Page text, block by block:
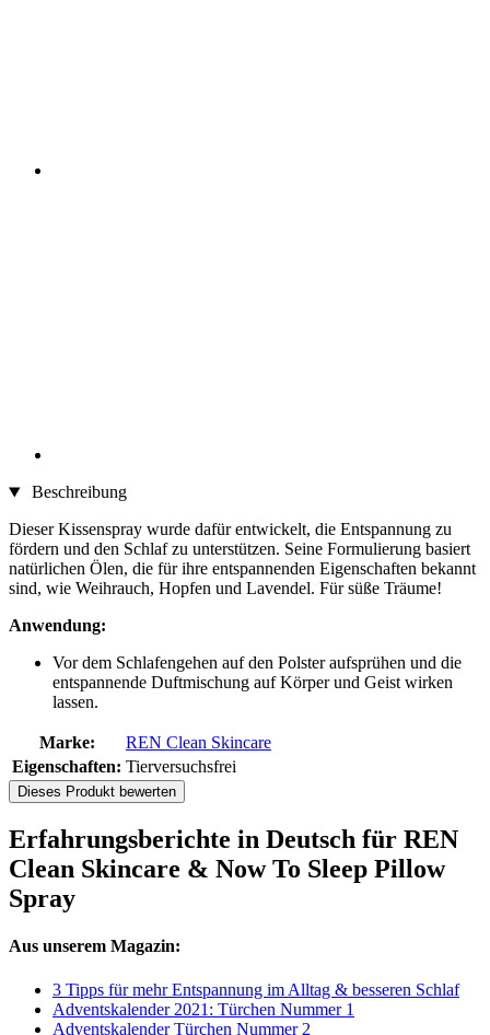
Beschreibung
Dieser Kissenspray wurde dafür entwickelt, die Entspannung zu
fördern und den Schlaf zu unterstützen. Seine Formulierung basiert
natürlichen Ölen, die für ihre entspannenden Eigenschaften bekannt
sind, wie Weihrauch, Hopfen und Lavendel. Für süße Träume!
Anwendung:
Vor dem Schlafengehen auf den Polster aufsprühen und die
entspannende Duftmischung auf Körper und Geist wirken
lassen.
Marke:
REN Clean Skincare
Eigenschaften: Tierversuchsfrei
Dieses Produkt bewerten
Erfahrungsberichte in Deutsch für REN
Clean Skincare & Now To Sleep Pillow
Spray
Aus unserem Magazin:
3 Tipps für mehr Entspannung im Alltag & besseren Schlaf
Adventskalender 2021: Türchen Nummer 1
Adventskalender Türchen Nummer 2